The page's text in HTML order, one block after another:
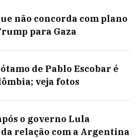
não concorda com plano
para Gaza
de Pablo Escobar é
veja fotos
o governo Lula
relação com a Argentina